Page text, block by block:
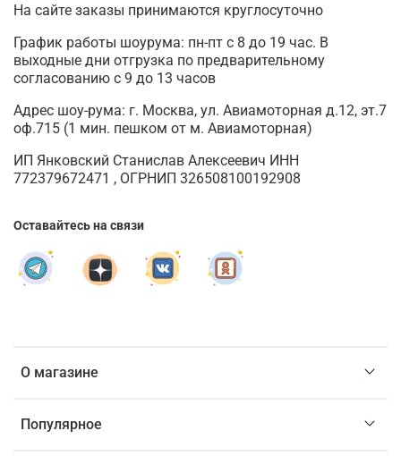
О магазине
Популярное
На сайте заказы принимаются круглосуточно
График работы шоурума: пн-пт с 8 до 19 час. В
выходные дни отгрузка по предварительному
согласованию с 9 до 13 часов
Адрес шоу-рума: г. Москва, ул. Авиамоторная д.12, эт.7
оф.715 (1 мин. пешком от м. Авиамоторная)
ИП Янковский Станислав Алексеевич ИНН
772379672471 , ОГРНИП 326508100192908
Оставайтесь на связи